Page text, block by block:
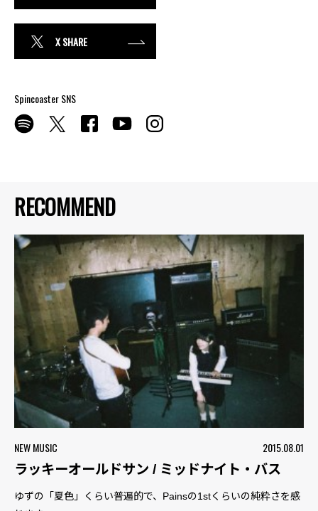
RECOMMEND
NEW MUSIC
2015.08.01
ラッキーオールドサン / ミッドナイト・バス
ゆずの「夏色」くらい普遍的で、Painsの1stくらいの純粋さを感
X SHARE
Spincoaster SNS